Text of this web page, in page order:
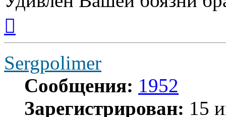
началу
Sergpolimer
Сообщения: 1952
Зарегистрирован: 15